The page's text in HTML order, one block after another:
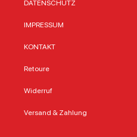
DATENSCHUTZ
IMPRESSUM
KONTAKT
Retoure
Widerruf
Versand & Zahlung